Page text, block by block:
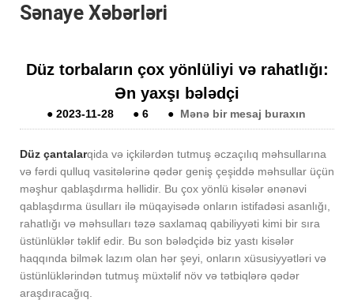
Sənaye Xəbərləri
Düz torbaların çox yönlüliyi və rahatlığı:
Ən yaxşı bələdçi
●2023-11-28 ●6 ● Mənə bir mesaj buraxın
Düz çantalarqida və içkilərdən tutmuş əczaçılıq məhsullarına
və fərdi qulluq vasitələrinə qədər geniş çeşiddə məhsullar üçün
məşhur qablaşdırma həllidir. Bu çox yönlü kisələr ənənəvi
qablaşdırma üsulları ilə müqayisədə onların istifadəsi asanlığı,
rahatlığı və məhsulları təzə saxlamaq qabiliyyəti kimi bir sıra
üstünlüklər təklif edir. Bu son bələdçidə biz yastı kisələr
haqqında bilmək lazım olan hər şeyi, onların xüsusiyyətləri və
üstünlüklərindən tutmuş müxtəlif növ və tətbiqlərə qədər
araşdıracağıq.